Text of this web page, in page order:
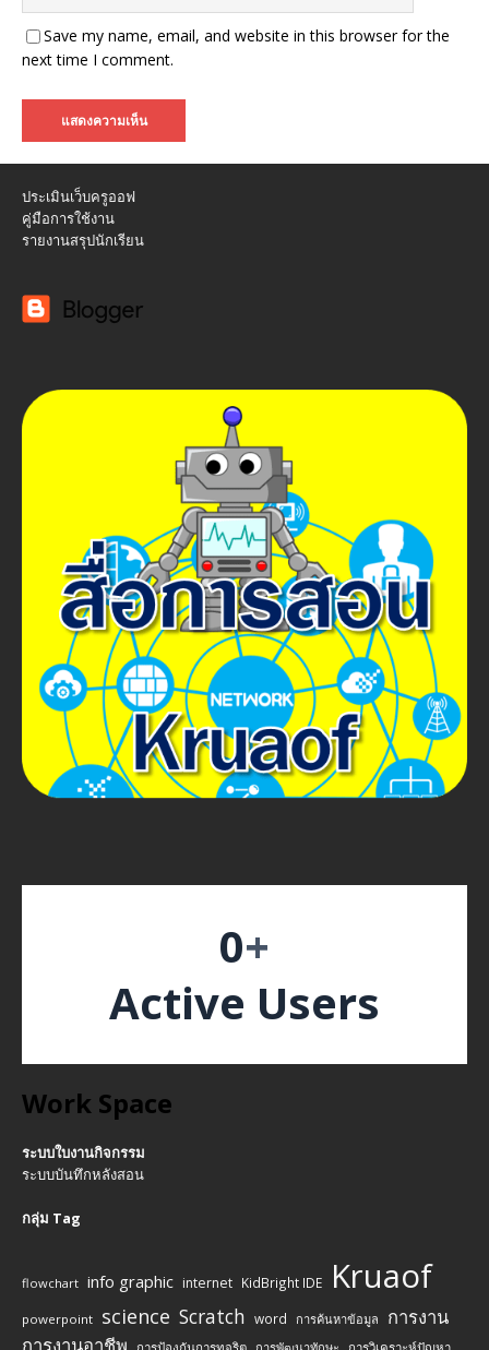
Save my name, email, and website in this browser for the
next time I comment.
ประเมินเว็บครูออฟ
คู่มือการใช้งาน
รายงานสรุปนักเรียน
0+
Active Users
Work Space
ระบบใบงานกิจกรรม
ระบบบันทึกหลังสอน
กลุ่ม Tag
flowchart info graphic internet KidBright IDE Kruaof
powerpoint science Scratch word การค้นหาข้อมูล
การงาน